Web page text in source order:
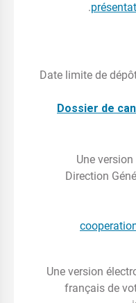
Date limite de
Dossier de
Une
Direction
Une version
français de